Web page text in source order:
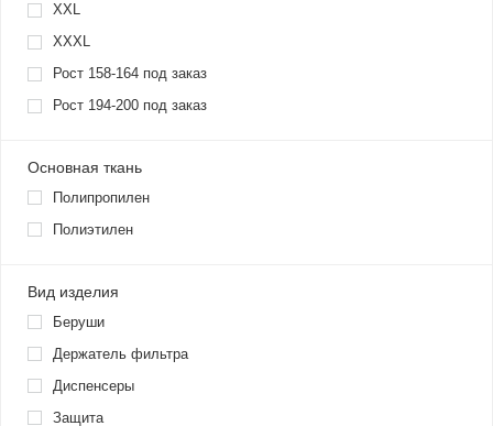
XXL
XXXL
Рост 158-164 под заказ
Рост 194-200 под заказ
Основная ткань
Полипропилен
Полиэтилен
Вид изделия
Беруши
Держатель фильтра
Диспенсеры
Защита